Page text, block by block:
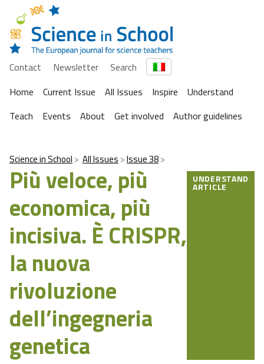
Contact Newsletter
Search
Home
Current Issue All Issues Inspire
Understand
Teach
Events About Get involved Author guidelines
Science in School All Issues Issue 38
Più veloce, più
economica, più
incisiva. È CRISPR,
la nuova
rivoluzione
dell’ingegneria
genetica
UNDERSTAND
ARTICLE